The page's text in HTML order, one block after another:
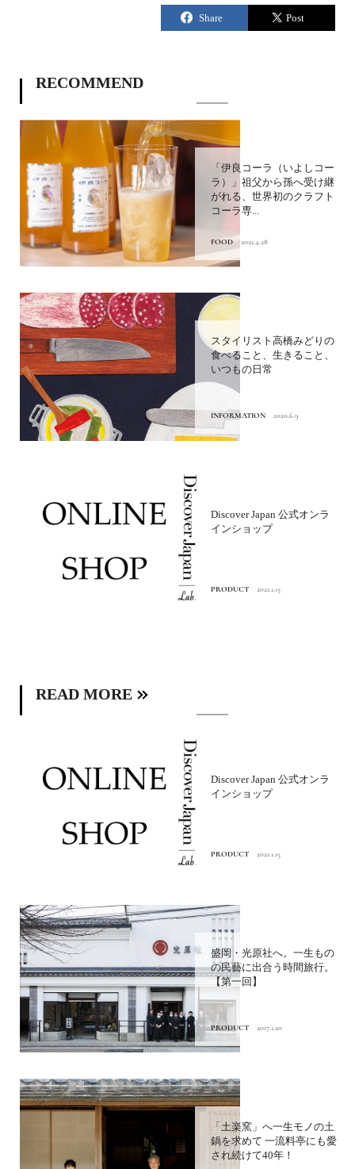
RECOMMEND
「伊良コーラ（いよしコー
ラ）」祖父から孫へ受け継
がれる、世界初のクラフト
コーラ専...
FOOD 2021.4.28
スタイリスト高橋みどりの
食べること、生きること、
いつもの日常
INFORMATION 2020.6.9
Discover Japan 公式オンラ
インショップ
PRODUCT 2021.1.15
READ MORE
Discover Japan 公式オンラ
インショップ
PRODUCT 2021.1.15
盛岡・光原社へ。一生もの
の民藝に出合う時間旅行。
【第一回】
PRODUCT 2017.1.20
「土楽窯」へ一生モノの土
鍋を求めて 一流料亭にも愛
され続けて40年！